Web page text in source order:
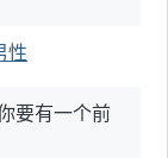
性
要有一个前